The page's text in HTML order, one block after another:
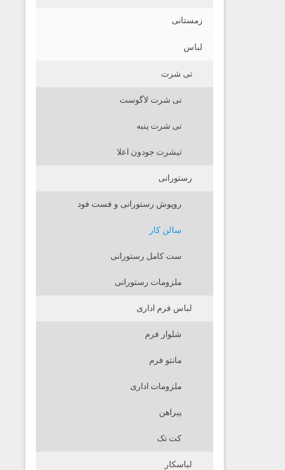
زمستانی
لباس
تی شرت
تی شرت لاگوست
تی شرت پنبه
تیشرت جودون اعلا
رستورانی
روپوش رستورانی و فست فود
سالن کار
ست کامل رستورانی
ملزومات رستورانی
لباس فرم اداری
شلوار فرم
مانتو فرم
ملزومات اداری
پیراهن
کت تک
لباسکار